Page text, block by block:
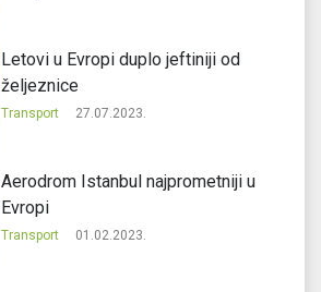
Letovi u Evropi duplo jeftiniji od
željeznice
Transport 27.07.2023.
Aerodrom Istanbul najprometniji u
Evropi
Transport 01.02.2023.